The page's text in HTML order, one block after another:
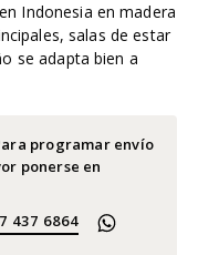
Indonesia en madera
salas de estar
se adapta bien a
programar envío
ponerse en
437 6864